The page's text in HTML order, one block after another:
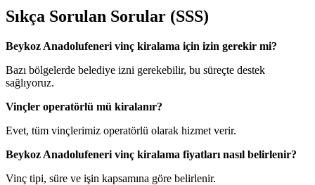
Sıkça Sorulan Sorular (SSS)
Beykoz Anadolufeneri vinç kiralama için izin gerekir mi?
Bazı bölgelerde belediye izni gerekebilir, bu süreçte destek
sağlıyoruz.
Vinçler operatörlü mü kiralanır?
Evet, tüm vinçlerimiz operatörlü olarak hizmet verir.
Beykoz Anadolufeneri vinç kiralama fiyatları nasıl belirlenir?
Vinç tipi, süre ve işin kapsamına göre belirlenir.